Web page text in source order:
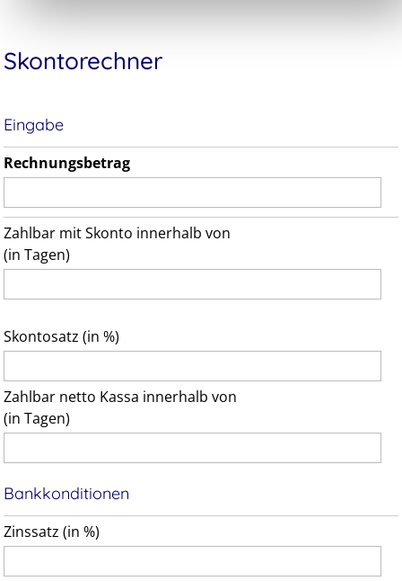
Skontorechner
Eingabe
Rechnungsbetrag
Zahlbar mit Skonto innerhalb von
(in Tagen)
Skontosatz (in %)
Zahlbar netto Kassa innerhalb von
(in Tagen)
Bankkonditionen
Zinssatz (in %)